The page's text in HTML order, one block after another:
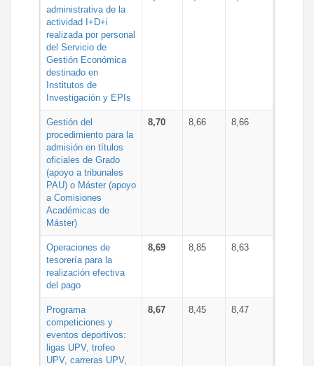
administrativa de la
actividad I+D+i
realizada por personal
del Servicio de
Gestión Económica
destinado en
Institutos de
Investigación y EPIs
Gestión del
procedimiento para la
admisión en títulos
oficiales de Grado
(apoyo a tribunales
PAU) o Máster (apoyo
a Comisiones
Académicas de
Máster)
8,70 8,66 8,66
Operaciones de
tesorería para la
realización efectiva
del pago
8,69 8,85 8,63
Programa
competiciones y
eventos deportivos:
ligas UPV, trofeo
UPV, carreras UPV,
8,67 8,45 8,47